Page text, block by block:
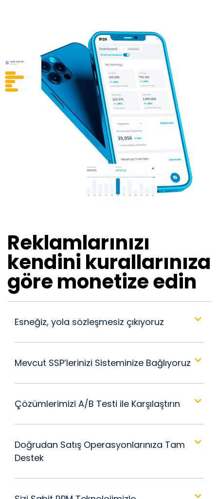
Reklamlarınızı
kendini kurallarınıza
göre monetize edin
Esneğiz, yola sözleşmesiz çıkıyoruz
Mevcut SSP’lerinizi Sisteminize Bağlıyoruz
Çözümlerimizi A/B Testi ile Karşılaştırın
Doğrudan Satış Operasyonlarınıza Tam
Destek